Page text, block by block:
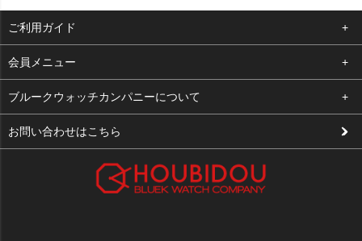
ご利用ガイド
よくある質問
支払い・送料
修理依頼
会員メニュー
ログイン
お気に入り
ブルークウォッチカンパニーについて
会社概要
お問い合わせはこちら